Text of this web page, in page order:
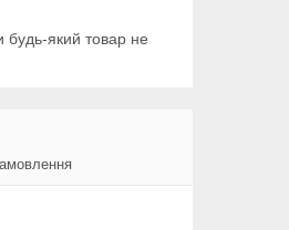
будь-який товар не